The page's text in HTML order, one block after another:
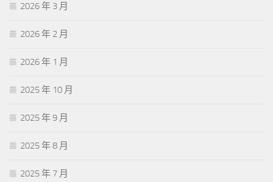
2026 年 3 月
2026 年 2 月
2026 年 1 月
2025 年 10 月
2025 年 9 月
2025 年 8 月
2025 年 7 月